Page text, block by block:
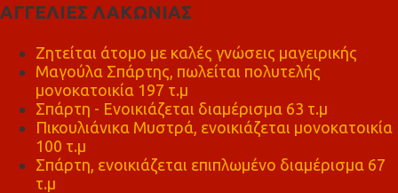
ΑΓΓΕΛΙΕΣ ΛΑΚΩΝΙΑΣ
Ζητείται άτομο με καλές γνώσεις μαγειρικής
Μαγούλα Σπάρτης, πωλείται πολυτελής
μονοκατοικία 197 τ.μ
Σπάρτη - Ενοικιάζεται διαμέρισμα 63 τ.μ
Πικουλιάνικα Μυστρά, ενοικιάζεται μονοκατοικία
100 τ.μ
Σπάρτη, ενοικιάζεται επιπλωμένο διαμέρισμα 67
τ.μ